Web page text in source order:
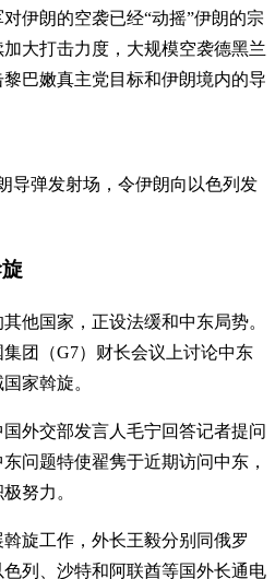
伊朗的空袭已经“动摇”伊朗的宗
大打击力度，大规模空袭德黑兰
巴嫩真主党目标和伊朗境内的导
导弹发射场，令伊朗向以色列发
他国家，正设法缓和中东局势。
团（G7）财长会议上讨论中东
家斡旋。
外交部发言人毛宁回答记者提问
问题特使翟隽于近期访问中东，
努力。
旋工作，外长王毅分别同俄罗
列、沙特和阿联酋等国外长通电